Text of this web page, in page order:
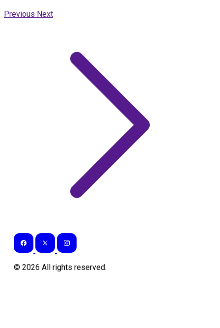
Previous Next
© 2026 All rights reserved.